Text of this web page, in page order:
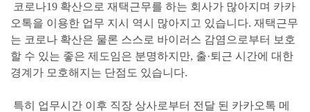
코로나19 확산으로 재택근무를 하는 회사가 많아지며 카카
오톡을 이용한 업무 지시 역시
많아지고 있습니다. 재택근무
는 코로나 확산은 물론 스스로 바이러스 감염으로부터 보호
할 수 있는 좋은 제도임은 분명하지만, 출·퇴근 시간에 대한
경계가 모호해지는 단점도 있습니다.
특히 업무시간 이후 직장 상사로부터 전달 된 카카오톡 메